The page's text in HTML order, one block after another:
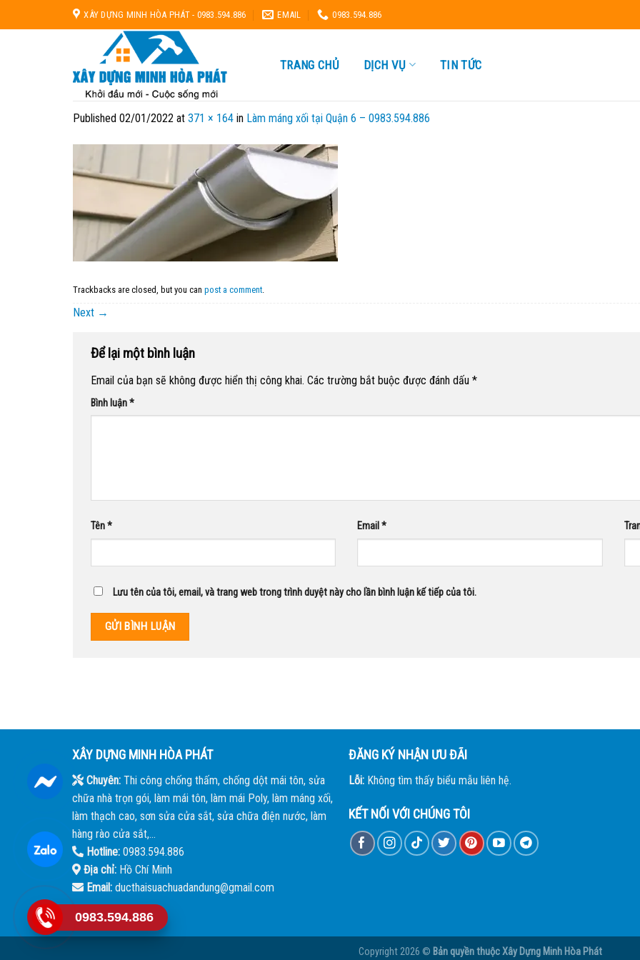
to
XÂY DỰNG MINH HÒA PHÁT - 0983.594.886 EMAIL 0983.594.886
TRANG CHỦ DỊCH VỤ TIN TỨC
Published 02/01/2022 at 371 × 164 in Làm máng xối tại Quận 6 – 0983.594.886
Trackbacks are closed, but you can post a comment.
Next →
Để lại một bình luận
Email của bạn sẽ không được hiển thị công khai. Các trường bắt buộc được đánh dấu *
Bình luận*
Tên* Email*
Lưu tên của tôi, email, và trang web trong trình duyệt này cho lần bình luận kế tiếp của tôi.
XÂY DỰNG MINH HÒA PHÁT
Chuyên:Thi công chống thấm, chống dột mái tôn, sửa
chữa nhà trọn gói, làm mái tôn, làm mái Poly, làm máng xối,
làm thạch cao, sơn sửa cửa sắt, sửa chữa điện nước, làm
hàng rào cửa sắt,...
Hotline:0983.594.886
Địa chỉ:Hồ Chí Minh
Email:ducthaisuachuadandung@gmail.com
ĐĂNG KÝ NHẬN ƯU ĐÃI
Lỗi: Không tìm thấy biểu mẫu liên hệ.
KẾT NỐI VỚI CHÚNG TÔI
Copyright 2026 © Bản quyền thuộcXây Dựng Minh Hòa Phát
0983.594.886